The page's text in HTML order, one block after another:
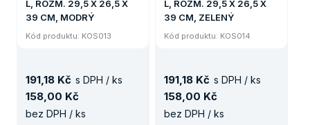
L, ROZM. 29,5 X 26,5 X
39 CM, MODRÝ
Kód produktu: KOS013
191 18 Kč s DPH / ks
158,00 Kč
bez DPH / ks
L, ROZM. 29,5 X 26,5 X
39 CM, ZELENÝ
Kód produktu: KOS014
191 18 Kč s DPH / ks
158,00 Kč
bez DPH / ks